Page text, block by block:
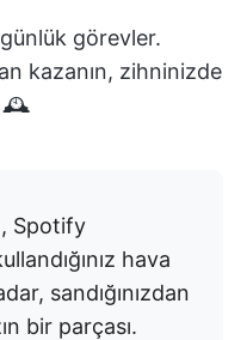
görevler.
kazanın, zihninizde
🕰️
Spotify
hava
sandığınızdan
bir parçası.